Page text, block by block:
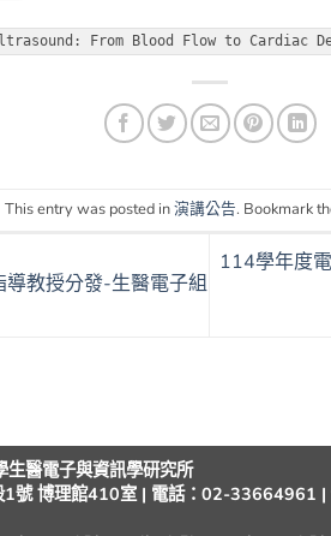
From Blood Flow to Cardiac
This entry was posted in演講公告. Bookmark
教授分發-生醫電子組
114學年度
醫電子與資訊學研究所
1號 博理館410室 | 電話：02-